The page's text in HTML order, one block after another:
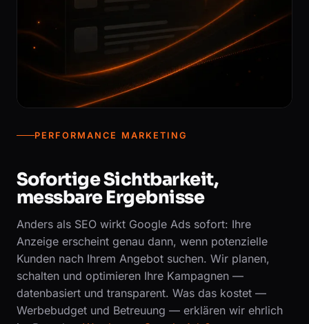
PERFORMANCE MARKETING
Sofortige Sichtbarkeit,
messbare Ergebnisse
Anders als SEO wirkt Google Ads sofort: Ihre
Anzeige erscheint genau dann, wenn potenzielle
Kunden nach Ihrem Angebot suchen. Wir planen,
schalten und optimieren Ihre Kampagnen —
datenbasiert und transparent. Was das kostet —
Werbebudget und Betreuung — erklären wir ehrlich